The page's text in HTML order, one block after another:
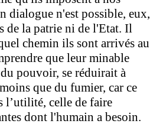
dialogue n'est possible, eux,
de la patrie ni de l'Etat. Il
chemin ils sont arrivés au
que leur minable
pouvoir, se réduirait à
que du fumier, car ce
l’utilité, celle de faire
dont l'humain a besoin.